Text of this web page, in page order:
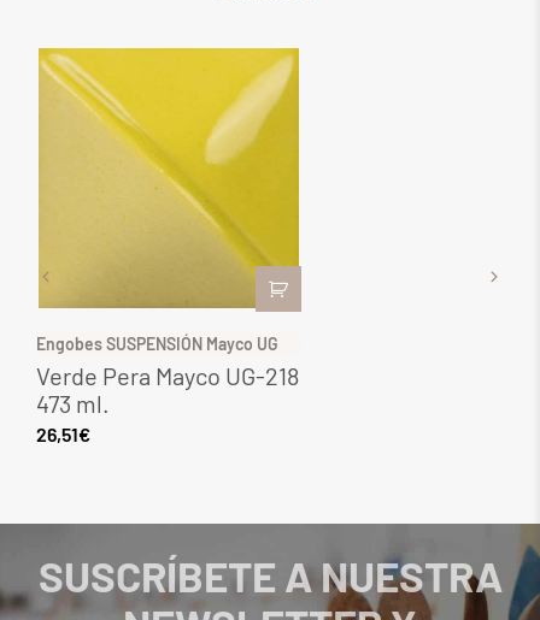
Engobes SUSPENSIÓN Mayco UG
Verde Pera Mayco UG-218
473 ml.
26,51€
SUSCRÍBETE A NUESTRA